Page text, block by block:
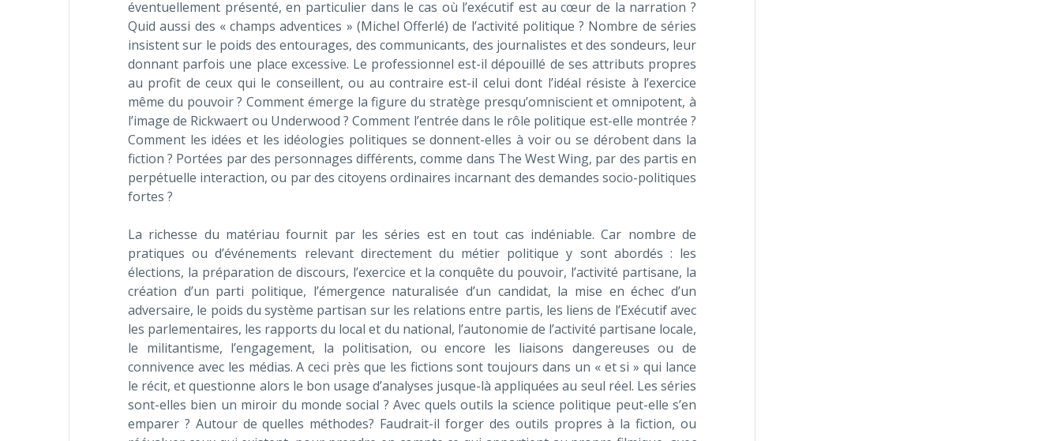
éventuellement présenté, en particulier dans le cas où l’exécutif est au cœur de la narration ?
Quid aussi des « champs adventices » (Michel Offerlé) de l’activité politique ? Nombre de séries
insistent sur le poids des entourages, des communicants, des journalistes et des sondeurs, leur
donnant parfois une place excessive. Le professionnel est-il dépouillé de ses attributs propres
au profit de ceux qui le conseillent, ou au contraire est-il celui dont l’idéal résiste à l’exercice
même du pouvoir ? Comment émerge la figure du stratège presqu’omniscient et omnipotent, à
l’image de Rickwaert ou Underwood ? Comment l’entrée dans le rôle politique est-elle montrée ?
Comment les idées et les idéologies politiques se donnent-elles à voir ou se dérobent dans la
fiction ? Portées par des personnages différents, comme dans The West Wing, par des partis en
perpétuelle interaction, ou par des citoyens ordinaires incarnant des demandes socio-politiques
fortes ?
La richesse du matériau fournit par les séries est en tout cas indéniable. Car nombre de
pratiques ou d’événements relevant directement du métier politique y sont abordés : les
élections, la préparation de discours, l’exercice et la conquête du pouvoir, l’activité partisane, la
création d’un parti politique, l’émergence naturalisée d’un candidat, la mise en échec d’un
adversaire, le poids du système partisan sur les relations entre partis, les liens de l’Exécutif avec
les parlementaires, les rapports du local et du national, l’autonomie de l’activité partisane locale,
le militantisme, l’engagement, la politisation, ou encore les liaisons dangereuses ou de
connivence avec les médias. A ceci près que les fictions sont toujours dans un « et si » qui lance
le récit, et questionne alors le bon usage d’analyses jusque-là appliquées au seul réel. Les séries
sont-elles bien un miroir du monde social ? Avec quels outils la science politique peut-elle s’en
emparer ? Autour de quelles méthodes? Faudrait-il forger des outils propres à la fiction, ou